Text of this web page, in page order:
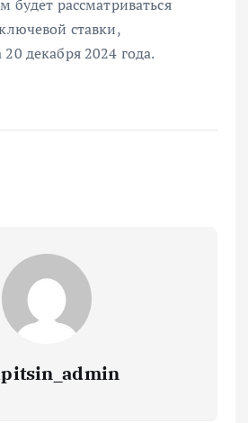
будет рассматриваться
ставки,
декабря 2024 года.